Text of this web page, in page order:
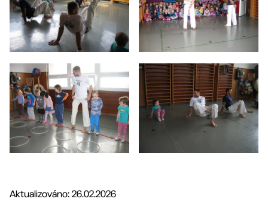
Aktualizováno: 26.02.2026